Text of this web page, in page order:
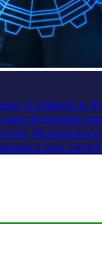
и отвезти в
под